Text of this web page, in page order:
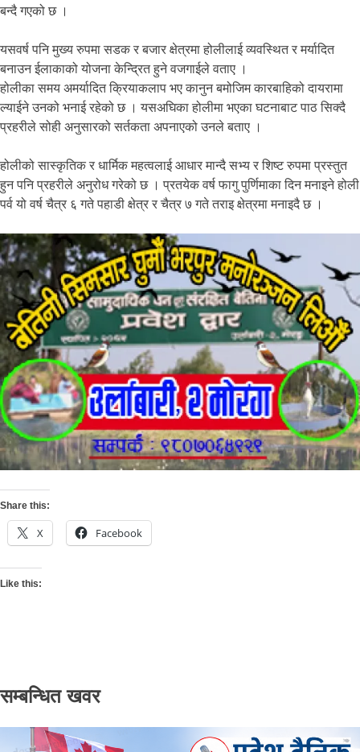
बन्दै गएको छ ।
यसवर्ष पनि मुख्य रुपमा सडक र बजार क्षेत्रमा होलीलाई व्यवस्थित र मर्यादित
बनाउन ईलाकाको योजना केन्द्रित हुने वजगाईले वताए ।
होलीका समय अमर्यादित क्रियाकलाप भए कानुन बमोजिम कारबाहिको दायरामा
ल्याईने उनको भनाई रहेको छ । यसअघिका होलीमा भएका घटनाबाट पाठ सिक्दै
प्रहरीले सोही अनुसारको सर्तकता अपनाएको उनले बताए ।
होलीको सास्कृतिक र धार्मिक महत्वलाई आधार मान्दै सभ्य र शिष्ट रुपमा प्रस्तुत
हुन पनि प्रहरीले अनुरोध गरेको छ । प्रतयेक वर्ष फागु पुर्णिमाका दिन मनाइने होली
पर्व यो वर्ष चैत्र ६ गते पहाडी क्षेत्र र चैत्र ७ गते तराइ क्षेत्रमा मनाइदै छ ।
Share this:
X Facebook
Like this:
सम्बन्धित खवर